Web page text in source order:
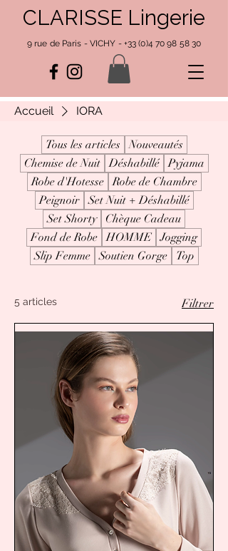
CLARISSE Lingerie
9 rue de Paris - VICHY - +33 (0)4 70 98 58 30
Accueil IORA
Tous les articles
Nouveautés
Chemise de Nuit Déshabillé Pyjama
Robe d'Hotesse Robe de Chambre
Peignoir Set Nuit + Déshabillé
Set Shorty
Chèque Cadeau
Fond de Robe HOMME Jogging
Slip Femme Soutien Gorge Top
5 articles Filtrer